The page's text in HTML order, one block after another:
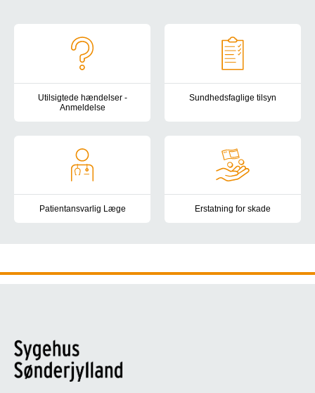
Utilsigtede hændelser -
Anmeldelse
Sundhedsfaglige tilsyn
Patientansvarlig Læge Erstatning for skade